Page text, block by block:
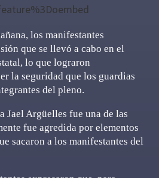
los manifestantes
que se llevó a cabo en el
lo que lograron
la seguridad que los guardias
del pleno.
Jael Argüelles fue una de las
fue agredida por elementos
sacaron a los manifestantes del